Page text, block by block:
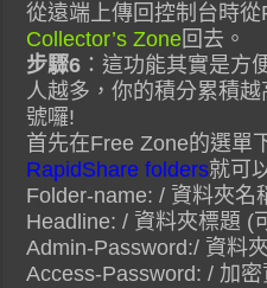
從遠端上傳回控制台時
Collector’s Zone回去。
步驟6 ：這功能其實是方
人越多，你的積分累積
號囉!
首先在Free Zone的選單
RapidShare folders就可
Folder-name: / 資料夾名
Headline: / 資料夾標題 (
Admin-Password:/ 資料
Access-Password: / 加